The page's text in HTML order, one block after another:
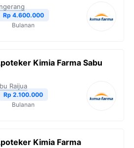
Rp 4.600.000
Bulanan
Kimia Farma Sabu
Raijua
Rp 2.100.000
Bulanan
Kimia Farma